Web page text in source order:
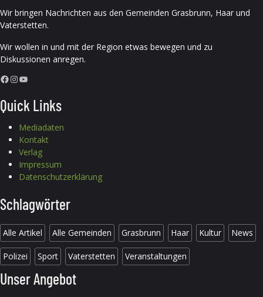
Wir bringen Nachrichten aus den Gemeinden Grasbrunn, Haar und
Vaterstetten.
Wir wollen in und mit der Region etwas bewegen und zu
Diskussionen anregen.
Facebook InstagramYouTube
Quick Links
Mediadaten
Kontakt
Verlag
Impressum
Datenschutzerklärung
Schlagwörter
Alle Artikel Alle Gemeinden Grasbrunn Haar Kultur News
Polizei Sport Vaterstetten Veranstaltungen
Unser Angebot